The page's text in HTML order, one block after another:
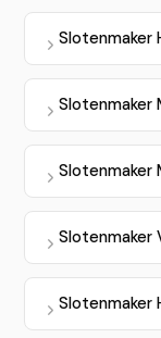
Slotenmaker
Slotenmaker
Slotenmaker
Slotenmaker
Slotenmaker